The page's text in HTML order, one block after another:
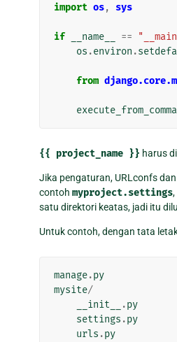
import os, sys
if __name__ ==
os .environ .
from
{{ project_name }} harus
Jika pengaturan, URLconfs
contoh myproject.settings,
satu direktori keatas, jadi itu
Untuk contoh, dengan tata
manage.py
mysite/
__init__
.py
settings .py
urls .py